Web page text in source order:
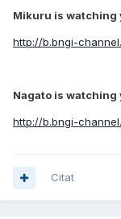
Mikuru is watching
http://b.bngi-
Nagato is watching
http://b.bngi-
Citat